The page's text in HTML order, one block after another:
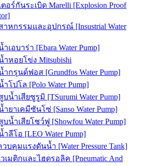
อร์กันระเบิด Marelli [Explosion Proof
หกรรมและอุปกรณ์ [Insustrial Water
เอบาร่า [Ebara Water Pump]
ำหอยโข่ง Mitsubishi
กรุนด์ฟอส [Grundfos Water Pump]
โปโล [Polo Water Pump]
น้ำเสียซูรูมิ [TSurumi Water Pump]
ยาเคมีซันโซ่ [Sanso Water Pump]
น้ำเสียโชว์ฟู [Showfou Water Pump]
ลีโอ [LEO Water Pump]
บคุมแรงดันน้ำ [Water Pressure Tank]
มติกและไฮดรอลิค [Pneumatic And